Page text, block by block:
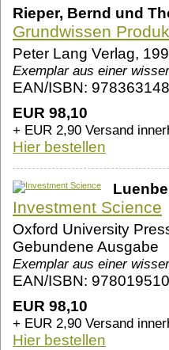
Rieper, Bernd und
Grundwissen
Peter Lang Verlag,
Exemplar aus einer
EAN/ISBN:
EUR 98,10
+ EUR 2,90 Versand
Hier bestellen
Investment Science
Oxford University
Gebundene Ausgabe
Exemplar aus einer
EAN/ISBN:
EUR 98,10
+ EUR 2,90 Versand
Hier bestellen